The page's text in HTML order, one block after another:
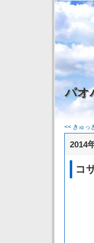
パオ
<< きゅっ
2014
コ